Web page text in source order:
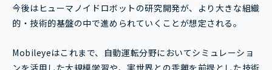
今後はヒューマノイドロボットの研究開発が、より大きな組織
的・技術的基盤の中で進められていくことが想定される。
Mobileyeはこれまで、自動運転分野においてシミュレーショ